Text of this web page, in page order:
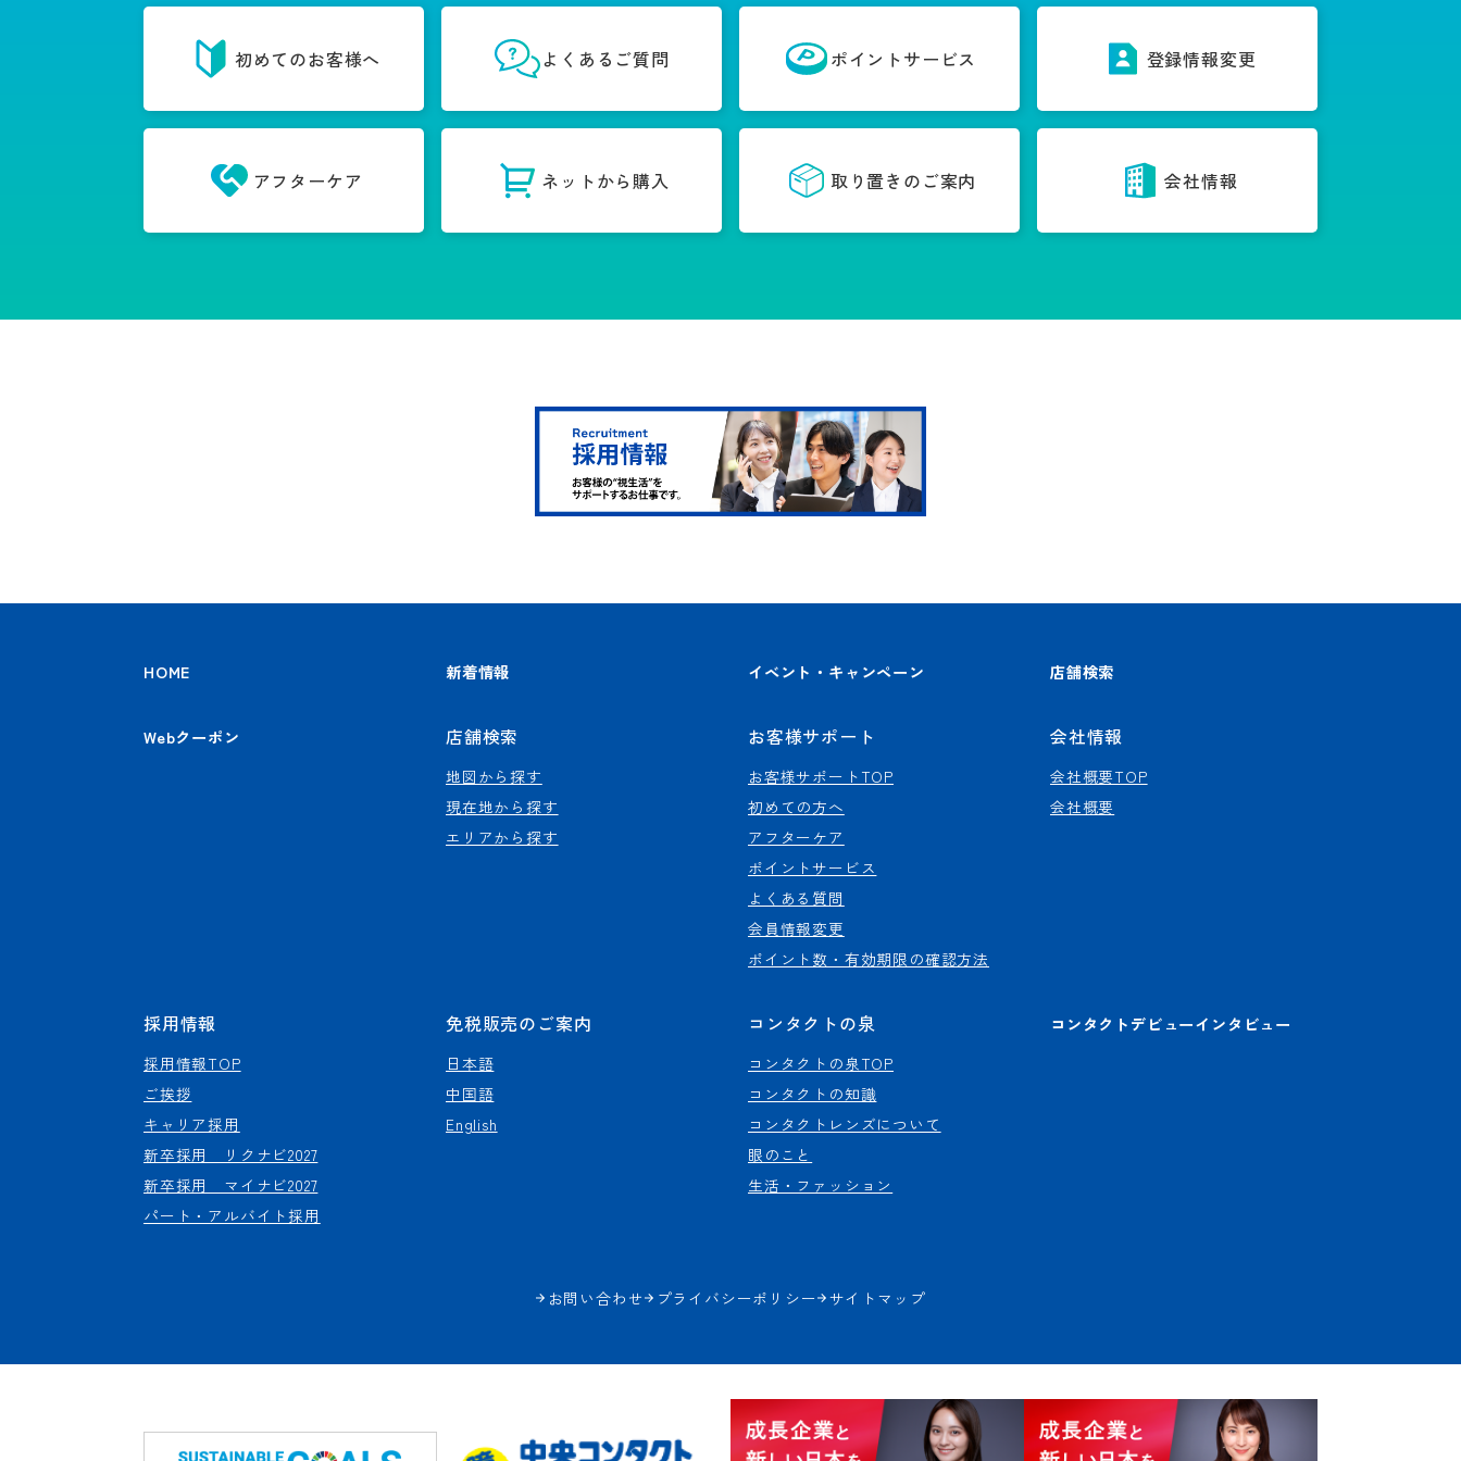
初めてのお客様へ よくあるご質問 ポイントサービス 登録情報変更
アフターケア ネットから購入 取り置きのご案内 会社情報
HOME 新着情報 イベント・キャンペーン 店舗検索
Webクーポン 店舗検索
地図から探す
現在地から探す
エリアから探す
お客様サポート
お客様サポートTOP
初めての方へ
アフターケア
ポイントサービス
よくある質問
会員情報変更
ポイント数・有効期限の確認方法
会社情報
会社概要TOP
会社概要
採用情報
採用情報TOP
ご挨拶
キャリア採用
新卒採用 リクナビ2027
新卒採用 マイナビ2027
パート・アルバイト採用
免税販売のご案内
日本語
中国語
English
コンタクトの泉
コンタクトの泉TOP
コンタクトの知識
コンタクトレンズについて
眼のこと
生活・ファッション
コンタクトデビューインタビュー
お問い合わせ プライバシーポリシー サイトマップ